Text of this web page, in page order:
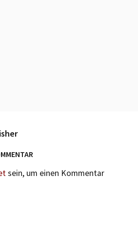
sein, um einen Kommentar